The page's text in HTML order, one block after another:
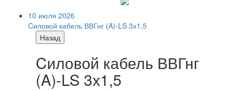
10 июля 2026
Cиловой кабель ВВГнг (A)-LS 3х1,5
Назад
Cиловой кабель ВВГнг
(A)-LS 3х1,5